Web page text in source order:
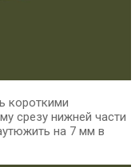
короткими
срезу нижней части
на 7 мм в